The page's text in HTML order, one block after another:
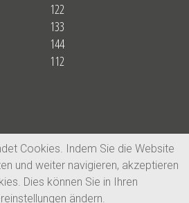
122
133
144
112
Cookies. Indem Sie die Website
und weiter navigieren, akzeptieren
Dies können Sie in Ihren
ändern.